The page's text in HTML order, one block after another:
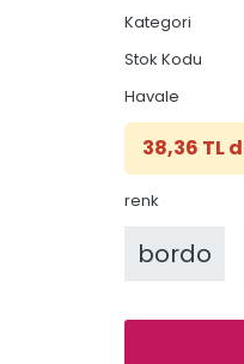
Kategori
Stok Kodu
Havale
38,36 TL
renk
bordo